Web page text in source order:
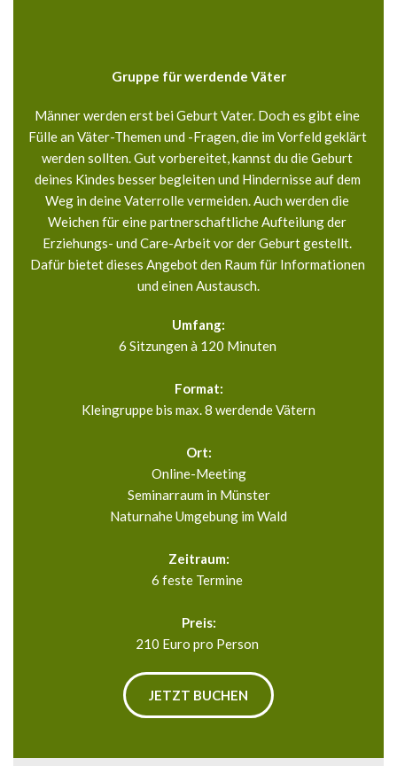
Gruppe für werdende Väter
Männer werden erst bei Geburt Vater. Doch es gibt eine
Fülle an Väter-Themen und -Fragen, die im Vorfeld geklärt
werden sollten. Gut vorbereitet, kannst du die Geburt
deines Kindes besser begleiten und Hindernisse auf dem
Weg in deine Vaterrolle vermeiden. Auch werden die
Weichen für eine partnerschaftliche Aufteilung der
Erziehungs- und Care-Arbeit vor der Geburt gestellt.
Dafür bietet dieses Angebot den Raum für Informationen
und einen Austausch.
Umfang:
6 Sitzungen à 120 Minuten
Format:
Kleingruppe bis max. 8 werdende Vätern
Ort:
Online-Meeting
Seminarraum in Münster
Naturnahe Umgebung im Wald
Zeitraum:
6 feste Termine
Preis:
210 Euro pro Person
JETZT BUCHEN